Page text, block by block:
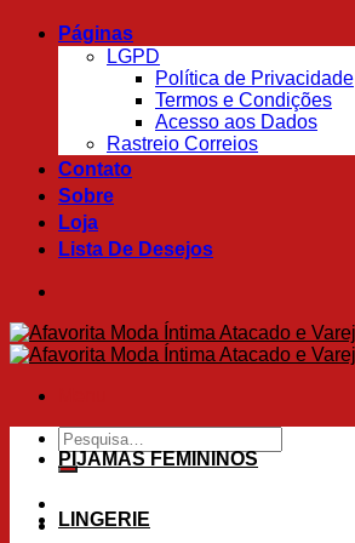
Skip
Páginas
LGPD
Política de Privacidade
Termos e Condições
Acesso aos Dados
Rastreio Correios
Contato
Sobre
Loja
Lista De Desejos
Pesquisar
por:
PIJAMAS FEMININOS
LINGERIE